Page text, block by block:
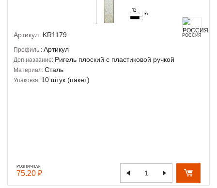
Артикул: KR1179 РОССИЯ
Профиль : Артикул
Доп.название: Ригель плоский с пластиковой ручкой
Материал: Сталь
Упаковка: 10 штук (пакет)
РОЗНИЧНАЯ
75.20 ₽